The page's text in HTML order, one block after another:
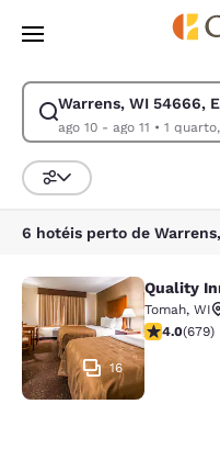
Pular Para Conteúdo
Warrens, WI 54666,
ago 10 - ago 11 •
Modificar pesquisa para
Classificar e filtrar
6 hotéis perto de
Quality Inn
16
Quality
Tomah, WI
4.0(679)